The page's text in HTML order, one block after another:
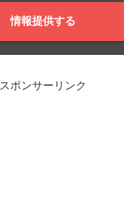
情報提供する
スポンサーリンク